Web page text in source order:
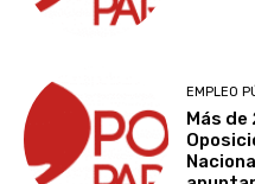
EMPLEO
Más de